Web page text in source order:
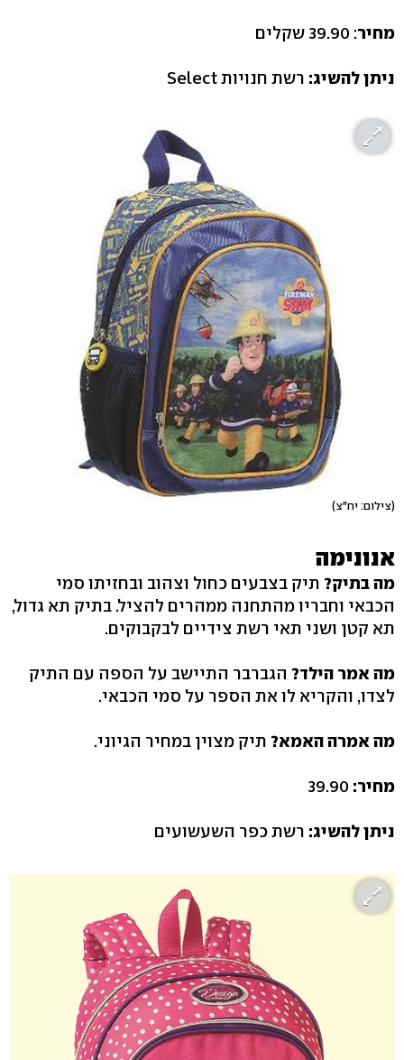
מחיר: 39.90 שקלים
ניתן להשיג: רשת חנויות Select
(צילום: יח"צ)
אנונימה
מה בתיק? תיק בצבעים כחול וצהוב ובחזיתו סמי
הכבאי וחבריו מהתחנה ממהרים להציל. בתיק תא גדול,
תא קטן ושני תאי רשת צידיים לבקבוקים.
מה אמר הילד? הגברבר התיישב על הספה עם התיק
לצדו, והקריא לו את הספר על סמי הכבאי.
מה אמרה האמא? תיק מצוין במחיר הגיוני.
מחיר:
ניתן להשיג: רשת כפר השעשועים